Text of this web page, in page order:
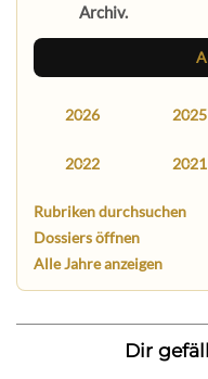
Archiv.
2026 2025
2022 2021
Rubriken durchsuchen
Dossiers öffnen
Alle Jahre anzeigen
Dir